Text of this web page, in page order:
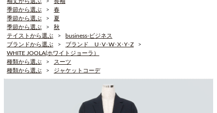
季節から選ぶ
春
季節から選ぶ
夏
季節から選ぶ
秋
テイストから選ぶ
business-ビジネス
ブランドから選ぶ
ブランド U･V･W･X･Y･Z
WHITE JOOLA(ホワイトジョーラ）
種類から選ぶ
スーツ
種類から選ぶ
ジャケットコーデ